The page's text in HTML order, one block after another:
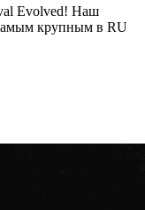
Evolved! Наш
крупным в RU